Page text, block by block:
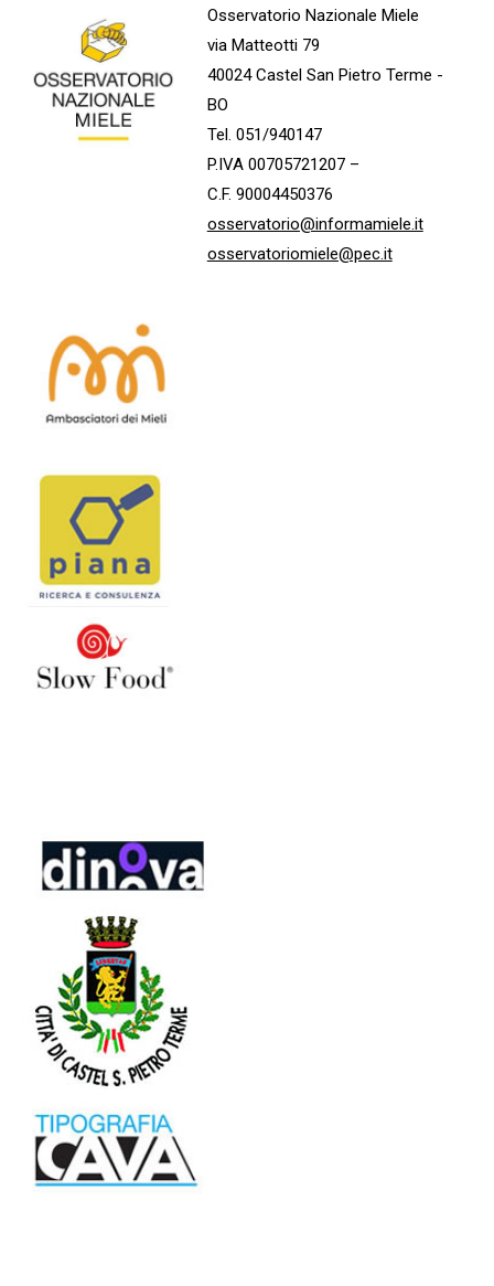
Osservatorio Nazionale Miele
via Matteotti 79
40024 Castel San Pietro Terme -
BO
Tel. 051/940147
P.IVA 00705721207 –
C.F. 90004450376
osservatorio@informamiele.it
osservatoriomiele@pec.it